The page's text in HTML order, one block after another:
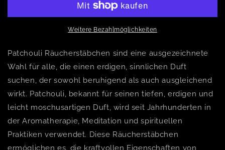
Weitere Bezahlmöglichkeiten
Patchouli Räucherstäbchen sind eine ausgezeichnete
Wahl für alle, die einen erdigen, sinnlichen Duft
suchen, der sowohl beruhigend als auch ausgleichend
wirkt. Patchouli, bekannt für seinen tiefen, erdigen und
leicht moschusartigen Duft, wird seit Jahrhunderten in
der Aromatherapie, Meditation und spirituellen
Praktiken verwendet. Diese Räucherstäbchen
ermöglichen es, die kraftvollen Eigenschaften von